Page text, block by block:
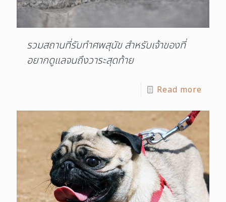
รวมสถานที่รับทำศพสุนัข สำหรับเจ้าของที่
อยากดูแลจนถึงวาระสุดท้าย
Read more